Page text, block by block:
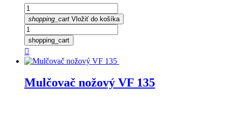
shopping_cart Vložiť do košíka
shopping_cart

Mulčovač nožový VF 135